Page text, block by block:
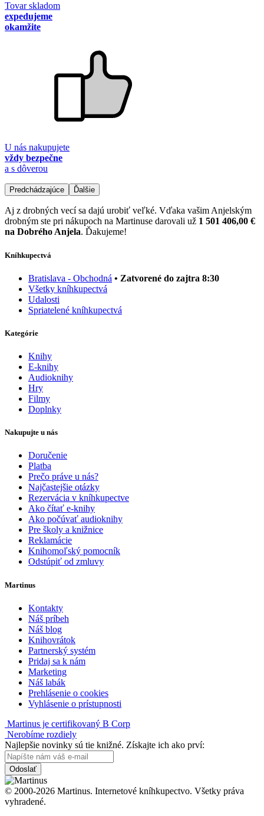
Tovar skladom
expedujeme
okamžite
U nás nakupujete
vždy bezpečne
a s dôverou
Predchádzajúce Ďalšie
Aj z drobných vecí sa dajú urobiť veľké. Vďaka vašim Anjelským
drobným ste pri nákupoch na Martinuse darovali už 1 501 406,00 €
na Dobrého Anjela. Ďakujeme!
Kníhkupectvá
Bratislava - Obchodná • Zatvorené do zajtra 8:30
Všetky kníhkupectvá
Udalosti
Spriatelené kníhkupectvá
Kategórie
Knihy
E-knihy
Audioknihy
Hry
Filmy
Doplnky
Nakupujte u nás
Doručenie
Platba
Prečo práve u nás?
Najčastejšie otázky
Rezervácia v kníhkupectve
Ako čítať e-knihy
Ako počúvať audioknihy
Pre školy a knižnice
Reklamácie
Knihomoľský pomocník
Odstúpiť od zmluvy
Martinus
Kontakty
Náš príbeh
Náš blog
Knihovrátok
Partnerský systém
Pridaj sa k nám
Marketing
Náš labák
Prehlásenie o cookies
Vyhlásenie o prístupnosti
Martinus je certifikovaný B Corp
Nerobíme rozdiely
Najlepšie novinky sú tie knižné. Získajte ich ako prví:
Odoslať
© 2000-2026 Martinus. Internetové kníhkupectvo. Všetky práva
vyhradené.